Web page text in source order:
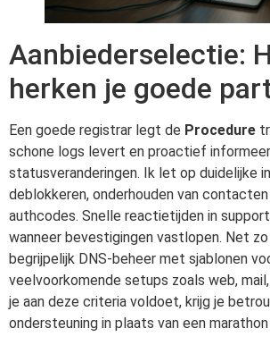
Aanbiederselectie:
herken je goede
Een goede registrar legt de Procedure
schone logs levert en proactief
statusveranderingen. Ik let op duidelijke
deblokkeren, onderhouden van contacten
authcodes. Snelle reactietijden in
wanneer bevestigingen vastlopen. Net zo
begrijpelijk DNS-beheer met sjablonen
veelvoorkomende setups zoals web,
je aan deze criteria voldoet, krijg je
ondersteuning in plaats van een marathon